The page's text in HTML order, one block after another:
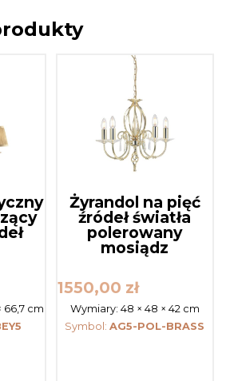
66,7 cm
Żyrandol na pięć
źródeł światła
polerowany
mosiądz
1550,00 zł
Wymiary: 48 × 48 × 42 cm
Symbol:AG5-POL-BRASS